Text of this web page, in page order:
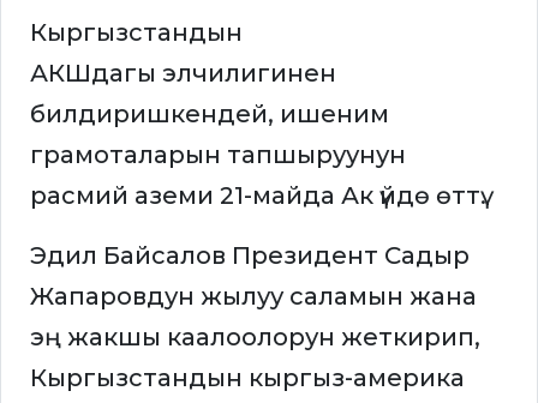
Кыргызстандын
АКШдагы элчилигинен
билдиришкендей, ишеним
грамоталарын тапшыруунун
расмий аземи 21-майда Ак үйдө өттү.
Эдил Байсалов Президент Садыр
Жапаровдун жылуу саламын жана
эң жакшы каалоолорун жеткирип,
Кыргызстандын кыргыз-америка